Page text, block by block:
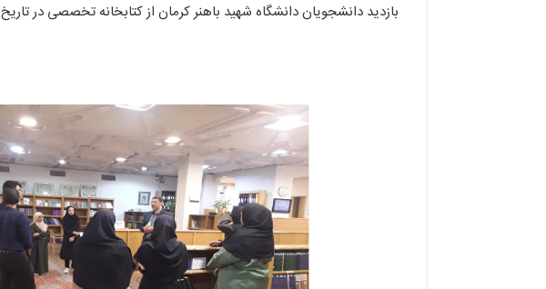
بازدید دانشجویان دانشگاه شهید باهنر کرمان از کتابخانه تخصصی در تاریخ 1404/03/20